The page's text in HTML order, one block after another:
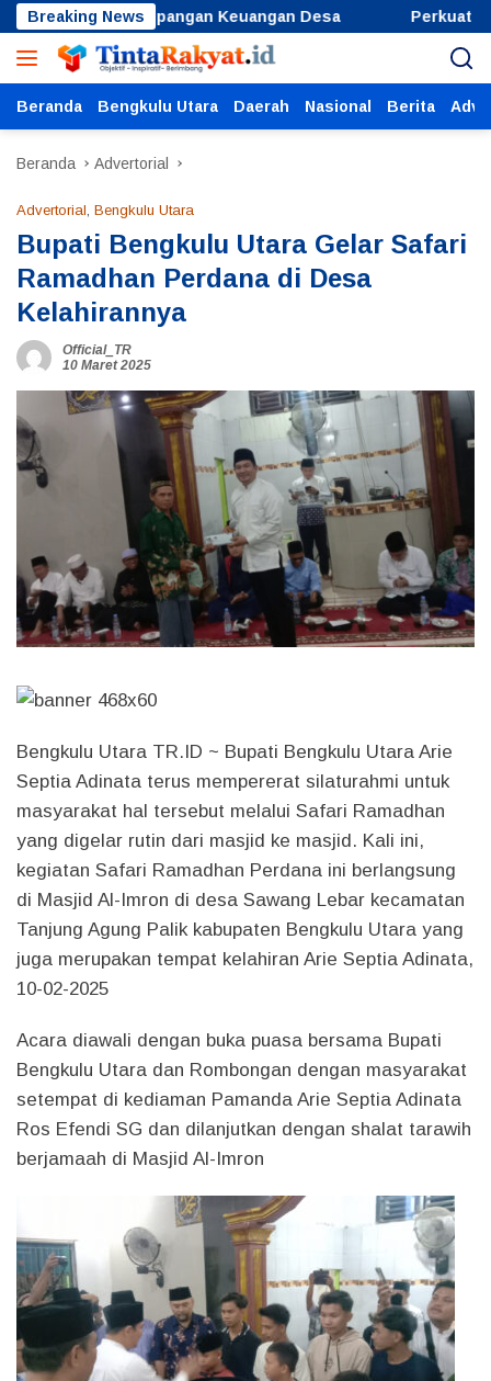
Langsung
ke
konten
Breaking News
Penyimpangan Keuangan Desa Perkuat Kesadaran
Beranda Bengkulu Utara Daerah Nasional Berita
Beranda Advertorial
Advertorial, Bengkulu Utara
Bupati Bengkulu Utara Gelar Safari
Ramadhan Perdana di Desa
Kelahirannya
Official_TR
10 Maret 2025
Bengkulu Utara TR.ID ~ Bupati Bengkulu Utara Arie
Septia Adinata terus mempererat silaturahmi untuk
masyarakat hal tersebut melalui Safari Ramadhan
yang digelar rutin dari masjid ke masjid. Kali ini,
kegiatan Safari Ramadhan Perdana ini berlangsung
di Masjid Al-Imron di desa Sawang Lebar kecamatan
Tanjung Agung Palik kabupaten Bengkulu Utara yang
juga merupakan tempat kelahiran Arie Septia Adinata,
10-02-2025
Acara diawali dengan buka puasa bersama Bupati
Bengkulu Utara dan Rombongan dengan masyarakat
setempat di kediaman Pamanda Arie Septia Adinata
Ros Efendi SG dan dilanjutkan dengan shalat tarawih
berjamaah di Masjid Al-Imron